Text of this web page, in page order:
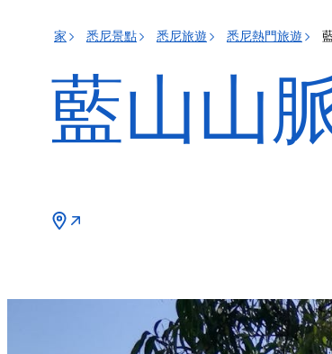
家 悉尼景點 悉尼旅遊 悉尼熱門旅遊
藍山山